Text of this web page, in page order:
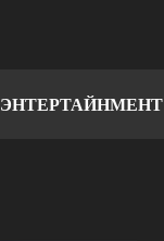
ЭНТЕРТАЙНМЕНТ